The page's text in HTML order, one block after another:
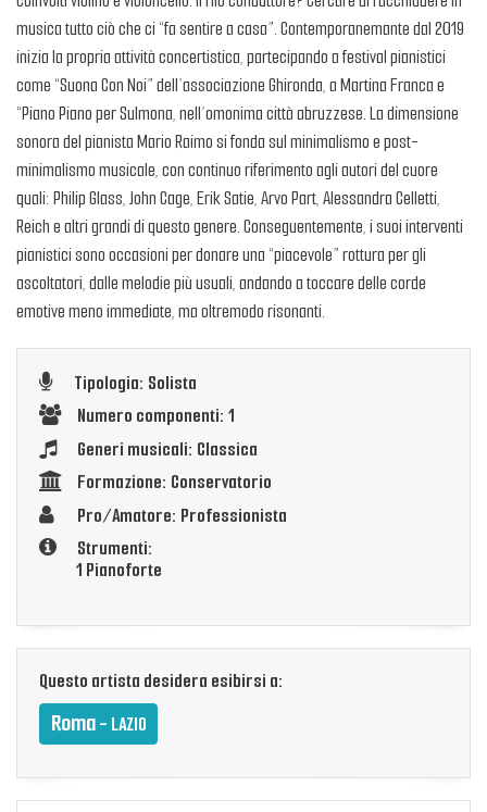
musica tutto ciò che ci “fa sentire a casa”. Contemporanemante dal 2019
inizia la propria attività concertistica, partecipando a festival pianistici
come “Suona Con Noi” dell’associazione Ghironda, a Martina Franca e
“Piano Piano per Sulmona, nell’omonima città abruzzese. La dimensione
sonora del pianista Mario Raimo si fonda sul minimalismo e post-
minimalismo musicale, con continuo riferimento agli autori del cuore
quali: Philip Glass, John Cage, Erik Satie, Arvo Part, Alessandra Celletti,
Reich e altri grandi di questo genere. Conseguentemente, i suoi interventi
pianistici sono occasioni per donare una “piacevole” rottura per gli
ascoltatori, dalle melodie più usuali, andando a toccare delle corde
emotive meno immediate, ma oltremodo risonanti.
Tipologia: Solista
Numero componenti: 1
Generi musicali: Classica
Formazione: Conservatorio
Pro/Amatore: Professionista
Strumenti:
1 Pianoforte
Questo artista desidera esibirsi a:
Roma- LAZIO